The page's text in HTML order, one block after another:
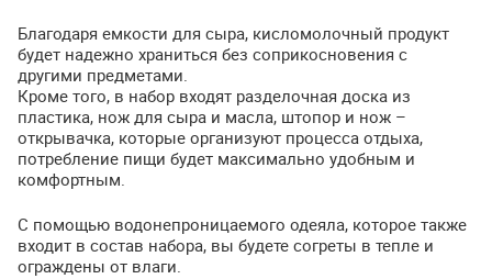
Благодаря емкости для сыра, кисломолочный продукт
будет надежно храниться без соприкосновения с
другими предметами.
Кроме того, в набор входят разделочная доска из
пластика, нож для сыра и масла, штопор и нож –
открывачка, которые организуют процесса отдыха,
потребление пищи будет максимально удобным и
комфортным.
С помощью водонепроницаемого одеяла, которое также
входит в состав набора, вы будете согреты в тепле и
ограждены от влаги.